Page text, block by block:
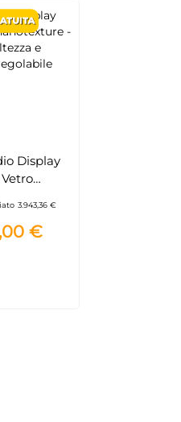
Display
A
3.943,36 €
€